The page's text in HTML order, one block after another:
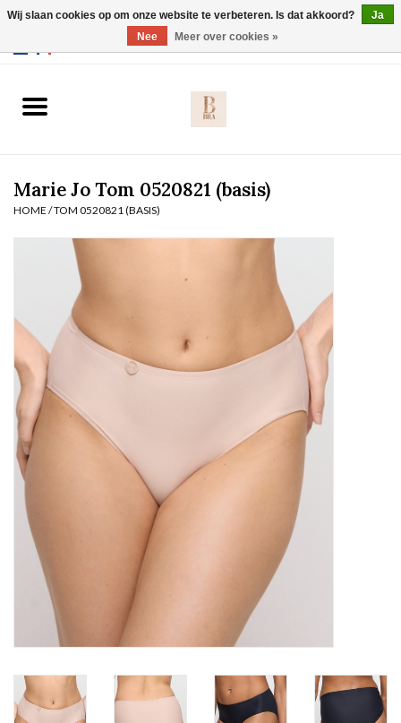
Slip
Body
Solden
Homewear
Badmode
Cadeaubonnen
Marie Jo Tom 0520821 (basis)
HOME /TOM 0520821 (BASIS)
Wij slaan cookies op om onze website te verbeteren. Is dat akkoord?
Ja
Nee
Meer over cookies »
Webshop werkt met EU maten. .